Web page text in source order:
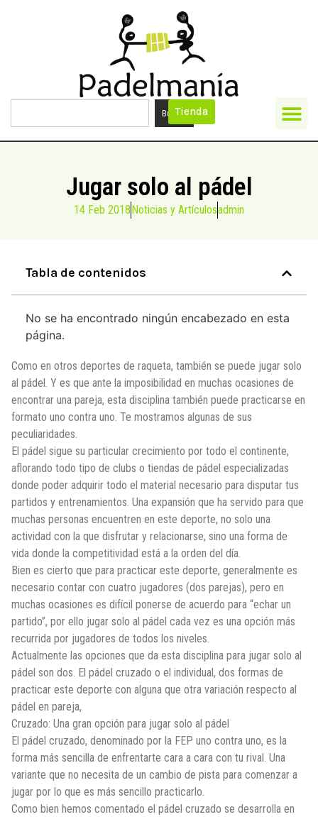
BuscarTienda
Jugar solo al pádel
14 Feb 2018 Noticias y Artículosadmin
Tabla de contenidos
No se ha encontrado ningún encabezado en esta
página.
Como en otros deportes de raqueta, también se puede jugar solo
al pádel. Y es que ante la imposibilidad en muchas ocasiones de
encontrar una pareja, esta disciplina también puede practicarse en
formato uno contra uno. Te mostramos algunas de sus
peculiaridades.
El pádel sigue su particular crecimiento por todo el continente,
aflorando todo tipo de clubs o tiendas de pádel especializadas
donde poder adquirir todo el material necesario para disputar tus
partidos y entrenamientos. Una expansión que ha servido para que
muchas personas encuentren en este deporte, no solo una
actividad con la que disfrutar y relacionarse, sino una forma de
vida donde la competitividad está a la orden del día.
Bien es cierto que para practicar este deporte, generalmente es
necesario contar con cuatro jugadores (dos parejas), pero en
muchas ocasiones es difícil ponerse de acuerdo para “echar un
partido”, por ello jugar solo al pádel cada vez es una opción más
recurrida por jugadores de todos los niveles.
Actualmente las opciones que da esta disciplina para jugar solo al
pádel son dos. El pádel cruzado o el individual, dos formas de
practicar este deporte con alguna que otra variación respecto al
pádel en pareja,
Cruzado: Una gran opción para jugar solo al pádel
El pádel cruzado, denominado por la FEP uno contra uno, es la
forma más sencilla de enfrentarte cara a cara con tu rival. Una
variante que no necesita de un cambio de pista para comenzar a
jugar por lo que es más sencillo practicarlo.
Como bien hemos comentado el pádel cruzado se desarrolla en